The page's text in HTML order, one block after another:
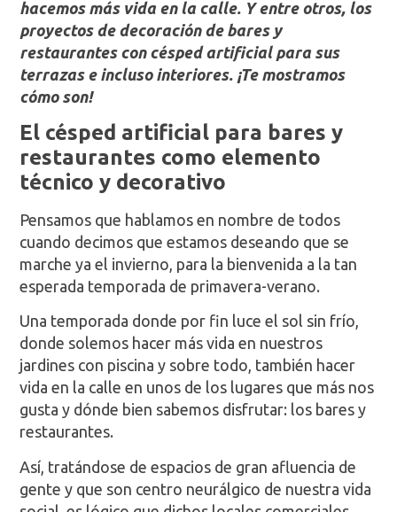
hacemos más vida en la calle. Y entre otros, los
proyectos de decoración de bares y
restaurantes con césped artificial para sus
terrazas e incluso interiores. ¡Te mostramos
cómo son!
El césped artificial para bares y
restaurantes como elemento
técnico y decorativo
Pensamos que hablamos en nombre de todos
cuando decimos que estamos deseando que se
marche ya el invierno, para la bienvenida a la tan
esperada temporada de primavera-verano.
Una temporada donde por fin luce el sol sin frío,
donde solemos hacer más vida en nuestros
jardines con piscina y sobre todo, también hacer
vida en la calle en unos de los lugares que más nos
gusta y dónde bien sabemos disfrutar: los bares y
restaurantes.
Así, tratándose de espacios de gran afluencia de
gente y que son centro neurálgico de nuestra vida